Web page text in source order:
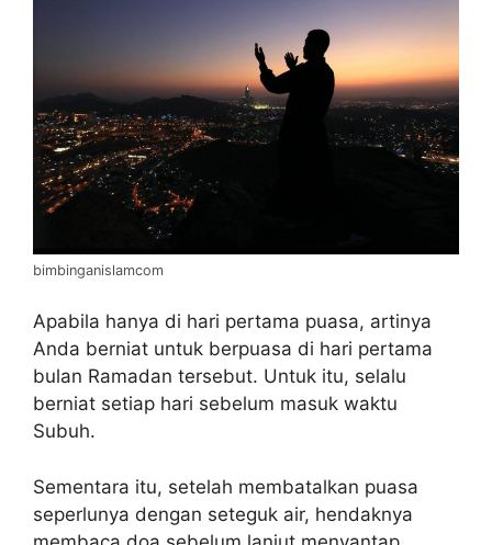
bimbinganislamcom
Apabila hanya di hari pertama puasa, artinya
Anda berniat untuk berpuasa di hari pertama
bulan Ramadan tersebut. Untuk itu, selalu
berniat setiap hari sebelum masuk waktu
Subuh.
Sementara itu, setelah membatalkan puasa
seperlunya dengan seteguk air, hendaknya